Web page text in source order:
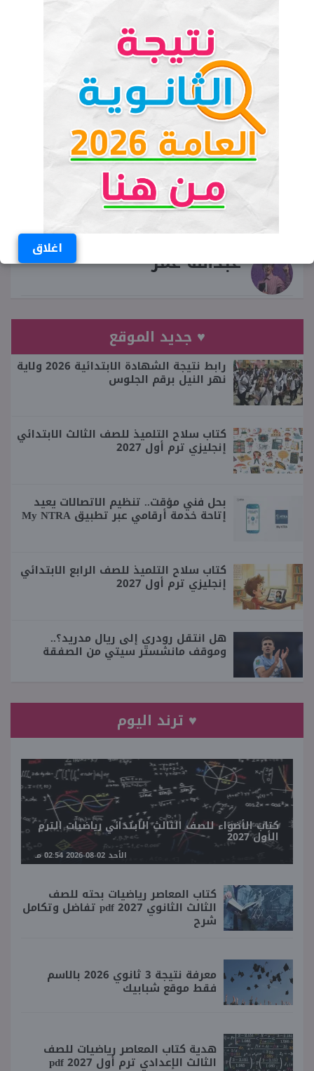
اغلاق
الكلمات المفتاحية
موعد افتتاح المتحف اليوناني الروماني
المتحف اليوناني
مكان المتحف اليوناني الروماني
مصطفى وزيري
عبدالله عمر
♥ جديد الموقع
رابط نتيجة الشهادة الابتدائية 2026 ولاية
نهر النيل برقم الجلوس
كتاب سلاح التلميذ للصف الثالث الابتدائي
إنجليزي ترم أول 2027
بحل فني مؤقت.. تنظيم الاتصالات يعيد
إتاحة خدمة أرقامي عبر تطبيق My NTRA
كتاب سلاح التلميذ للصف الرابع الابتدائي
إنجليزي ترم أول 2027
هل انتقل رودري إلى ريال مدريد؟..
وموقف مانشستر سيتي من الصفقة
♥ ترند اليوم
كتاب الأضواء للصف الثالث الابتدائي رياضيات الترم
الأول 2027
الأحد 02-08-2026 02:54 مـ
كتاب المعاصر رياضيات بحته للصف
الثالث الثانوي 2027 pdf تفاضل وتكامل
شرح
معرفة نتيجة 3 ثانوي 2026 بالاسم
فقط موقع شبابيك
هدية كتاب المعاصر رياضيات للصف
الثالث الإعدادي ترم أول 2027 pdf